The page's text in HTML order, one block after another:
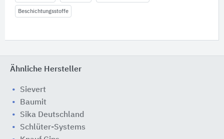
Beschichtungsstoffe
Ähnliche Hersteller
Sievert
Baumit
Sika Deutschland
Schlüter-Systems